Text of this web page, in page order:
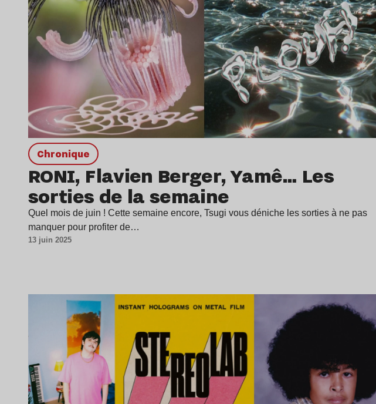
chronique
RONI, Flavien Berger, Yamê… Les
sorties de la semaine
Quel mois de juin ! Cette semaine encore, Tsugi vous déniche les sorties à ne pas
manquer pour profiter de…
13 juin 2025